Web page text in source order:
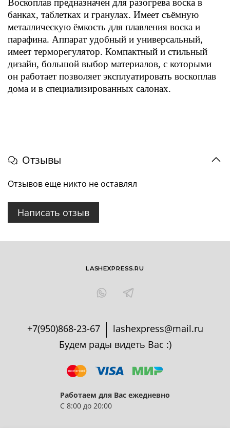
Воскоплав предназначен для разогрева воска в
банках, таблетках и гранулах. Имеет съёмную
металлическую ёмкость для плавления воска и
парафина. Аппарат удобный и универсальный,
имеет терморегулятор. Компактный и стильный
дизайн, большой выбор материалов, c которыми
он работает позволяет эксплуатировать воскоплав
дома и в специализированных салонах.
Отзывы
Отзывов еще никто не оставлял
Написать отзыв
+7(950)868-23-67
lashexpress@mail.ru
Будем рады видеть Вас :)
LASHEXPRESS.RU
Работаем для Вас ежедневно
С 8:00 до 20:00